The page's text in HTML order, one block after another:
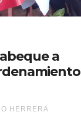
a
HERRERA